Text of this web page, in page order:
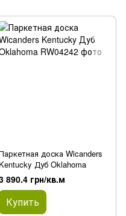
доска Wicanders
Kentucky Дуб Oklahoma
890.4 грн/кв.м
Купить